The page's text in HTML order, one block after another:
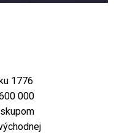
1776
000